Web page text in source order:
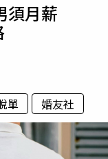
月薪
單 婚友社